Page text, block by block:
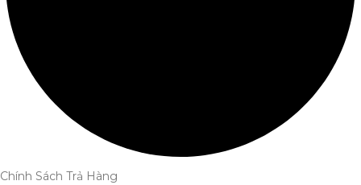
Chính Sách Trả Hàng